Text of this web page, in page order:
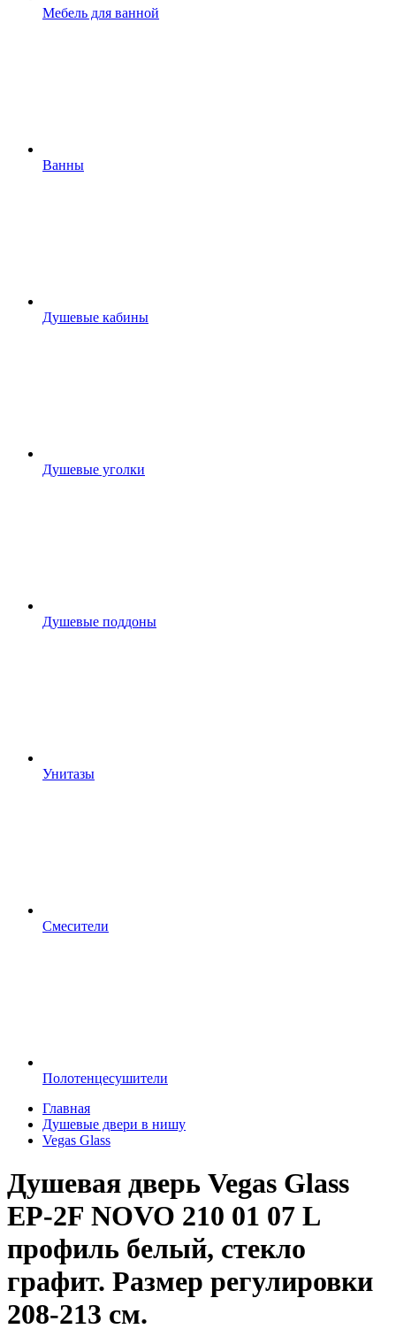
Мебель для ванной
Ванны
Душевые кабины
Душевые уголки
Душевые поддоны
Унитазы
Смесители
Полотенцесушители
Главная
Душевые двери в нишу
Vegas Glass
Душевая дверь Vegas Glass
EP-2F NOVO 210 01 07 L
профиль белый, стекло
графит. Размер регулировки
208-213 см.